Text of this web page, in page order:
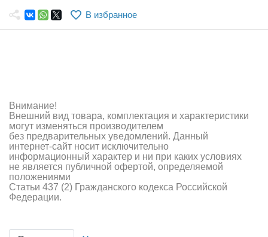
Судомодели
Зарядные устройства и блоки питания
Двигатели
Технические жидкости
Инструмент,измерительные приборы,расходники
В избранное
Внимание!
Внешний вид товара, комплектация и характеристики
могут изменяться производителем
без предварительных уведомлений. Данный
интернет-сайт носит исключительно
информационный характер и ни при каких условиях
не является публичной офертой, определяемой
положениями
Статьи 437 (2) Гражданского кодекса Российской
Федерации.